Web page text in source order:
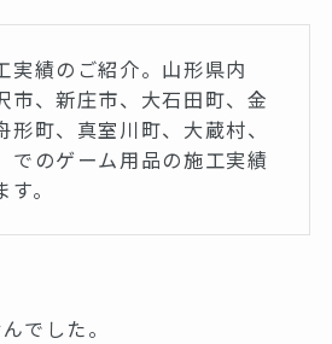
実績のご紹介。山形県内
市、新庄市、大石田町、金
町、真室川町、大蔵村、
でのゲーム用品の施工実績
。
でした。